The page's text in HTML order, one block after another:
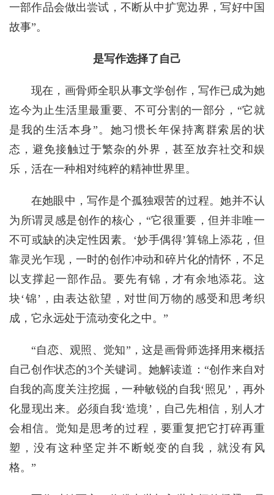
一部作品会做出尝试，不断从中扩宽边界，写好中国
故事”。
是写作选择了自己
现在，画骨师全职从事文学创作，写作已成为她
迄今为止生活里最重要、不可分割的一部分，“它就
是我的生活本身”。她习惯长年保持离群索居的状
态，避免接触过于繁杂的外界，甚至放弃社交和娱
乐，活在一种相对纯粹的精神世界里。
在她眼中，写作是个孤独艰苦的过程。她并不认
为所谓灵感是创作的核心，“它很重要，但并非唯一
不可或缺的决定性因素。‘妙手偶得’算锦上添花，但
靠灵光乍现，一时的创作冲动和碎片化的情怀，不足
以支撑起一部作品。要先有锦，才有余地添花。这
块‘锦’，由表达欲望，对世间万物的感受和思考织
成，它永远处于流动变化之中。”
“自恋、观照、觉知”，这是画骨师选择用来概括
自己创作状态的3个关键词。她解读道：“创作来自对
自我的高度关注挖掘，一种敏锐的自我‘照见’，再外
化显现出来。必须自我‘造境’，自己先相信，别人才
会相信。觉知是思考的过程，要重复把它打碎再重
塑，没有这种坚定并不断蜕变的自我，就没有风
格。”